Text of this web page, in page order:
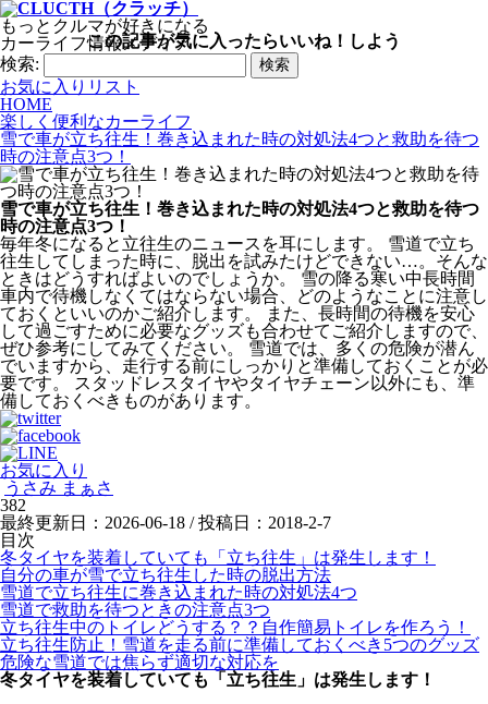
もっとクルマが好きになる
カーライフ情報メディア
検索:
お気に入りリスト
HOME
楽しく便利なカーライフ
雪で車が立ち往生！巻き込まれた時の対処法4つと救助を待つ
時の注意点3つ！
雪で車が立ち往生！巻き込まれた時の対処法4つと救助を待つ
時の注意点3つ！
毎年冬になると立往生のニュースを耳にします。 雪道で立ち
往生してしまった時に、脱出を試みたけどできない…。そんな
ときはどうすればよいのでしょうか。 雪の降る寒い中長時間
車内で待機しなくてはならない場合、どのようなことに注意し
ておくといいのかご紹介します。 また、長時間の待機を安心
して過ごすために必要なグッズも合わせてご紹介しますので、
ぜひ参考にしてみてください。 雪道では、多くの危険が潜ん
でいますから、走行する前にしっかりと準備しておくことが必
要です。 スタッドレスタイヤやタイヤチェーン以外にも、準
備しておくべきものがあります。
お気に入り
うさみ まぁさ
382
最終更新日：2026-06-18 / 投稿日： 2018-2-7
目次
冬タイヤを装着していても「立ち往生」は発生します！
自分の車が雪で立ち往生した時の脱出方法
雪道で立ち往生に巻き込まれた時の対処法4つ
雪道で救助を待つときの注意点3つ
立ち往生中のトイレどうする？？自作簡易トイレを作ろう！
立ち往生防止！雪道を走る前に準備しておくべき5つのグッズ
危険な雪道では焦らず適切な対応を
冬タイヤを装着していても「立ち往生」は発生します！
この記事が気に入ったらいいね！しよう